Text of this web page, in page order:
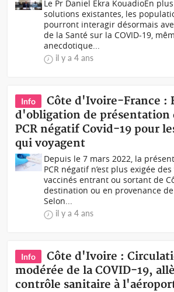
Le Pr Daniel Ekra KouadioEn
solutions existantes, les
pourront interagir désormais
de la Santé sur la COVID-19,
anecdotique...
il y a 4 ans
Info
Côte d'Ivoire-France :
d'obligation de
PCR négatif Covid-19 pour
qui voyagent
Depuis le 7 mars 2022, la
PCR négatif n’est plus exigée
vaccinés entrant ou sortant de
destination ou en provenance
Selon...
il y a 4 ans
Info
Côte d'Ivoire :
modérée de la COVID-19,
contrôle sanitaire à